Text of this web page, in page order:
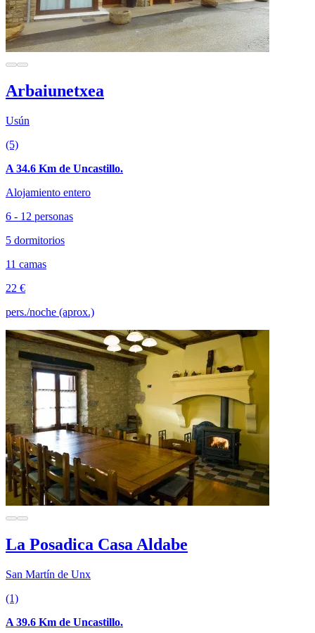
Arbaiunetxea
Usún
(5)
A 34.6 Km de Uncastillo.
Alojamiento entero
6 - 12 personas
5 dormitorios
11 camas
22 €
pers./noche (aprox.)
La Posadica Casa Aldabe
San Martín de Unx
(1)
A 39.6 Km de Uncastillo.